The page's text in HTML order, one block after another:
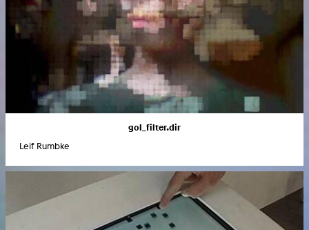
gol_filter.dir
Leif Rumbke